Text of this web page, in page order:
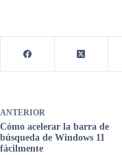
ANTERIOR
Cómo acelerar la barra de
búsqueda de Windows 11
fácilmente